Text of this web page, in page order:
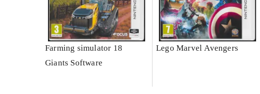
Farming simulator 18
Giants Software
Lego Marvel Avengers